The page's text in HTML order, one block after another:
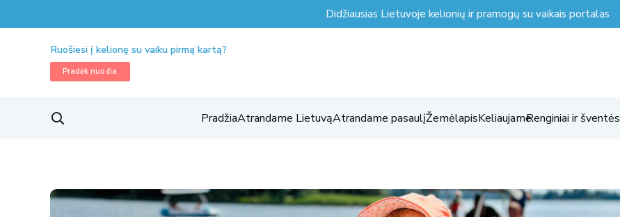
Didžiausias Lietuvoje kelionių ir pramogų su vaikais portalas
Ruošiesi į kelionę su vaiku pirmą kartą?
Pradėk nuo čia
PradžiaAtrandame LietuvąAtrandame pasaulįŽemėlapisKeliaujameRenginiai ir šventės